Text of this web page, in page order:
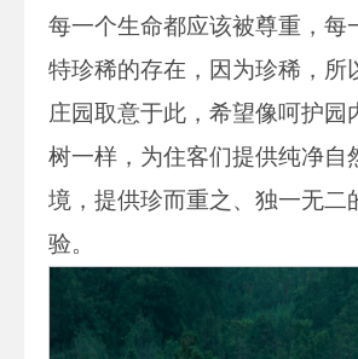
每一个生命都应该被尊重，每
特珍稀的存在，因为珍稀，所
庄园取意于此，希望像呵护园
树一样，为住客们提供纯净自
境，提供珍而重之、独一无二
验。